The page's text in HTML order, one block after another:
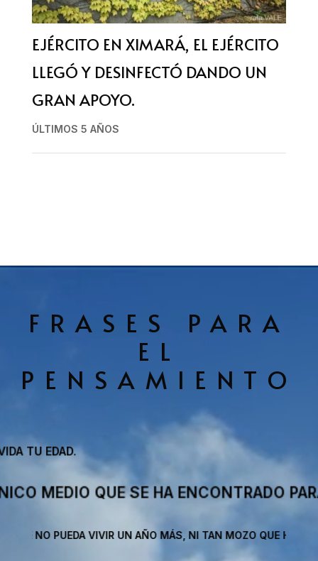
EJÉRCITO EN XIMARÁ, EL EJÉRCITO
LLEGÓ Y DESINFECTÓ DANDO UN
GRAN APOYO.
ÚLTIMOS 5 AÑOS
FRASES PARA
EL
PENSAMIENTO
SE HA ENCONTRADO PARA VIVIR
VIVIR UN AÑO MÁS, NI TAN MOZO QUE HOY NO PUDIESE